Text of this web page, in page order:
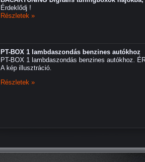
Érdeklődj !
Részletek »
PT-BOX 1 lambdaszondás benzines autókhoz
PT-BOX 1 lambdaszondás benzines autókhoz.
A kép illusztráció.
Részletek »